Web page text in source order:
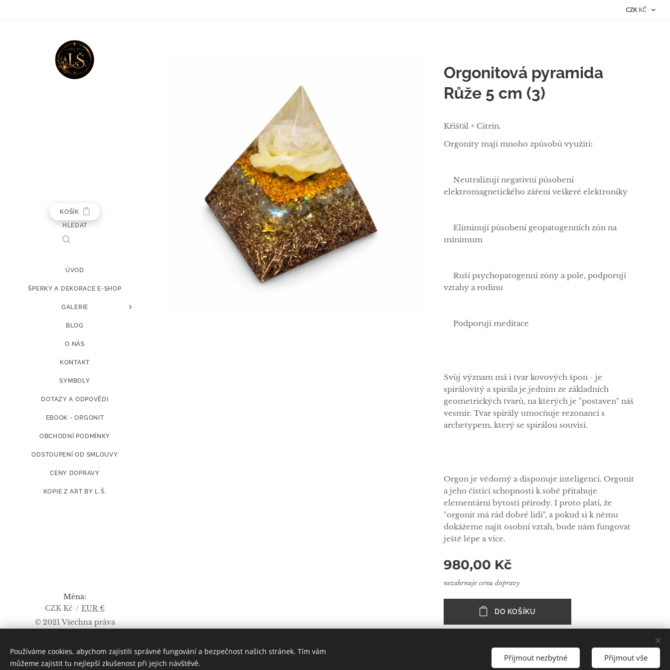
CZK KČ
KOŠÍK
HLEDAT
ÚVOD
ŠPERKY A DEKORACE E-SHOP
GALERIE
BLOG
O NÁS
KONTAKT
SYMBOLY
DOTAZY A ODPOVĚDI
EBOOK - ORGONIT
OBCHODNÍ PODMÍNKY
ODSTOUPENÍ OD SMLOUVY
CENY DOPRAVY
KOPIE Z ART BY L.Š.
Orgonitová pyramida
Růže 5 cm (3)
Křišťál + Citrín.
Orgonity mají mnoho způsobů využití:
✅Neutralizují negativní působení
elektromagnetického záření veškeré elektroniky
✅Eliminují působení geopatogenních zón na
minimum
✅Ruší psychopatogenní zóny a pole, podporují
vztahy a rodinu
✅Podporují meditace
Svůj význam má i tvar kovových špon - je
spirálovitý a spirála je jedním ze základních
geometrických tvarů, na kterých je "postaven" náš
vesmír. Tvar spirály umocňuje rezonanci s
archetypem, který se spirálou souvisí.
Orgon je vědomý a disponuje inteligencí. Orgonit
a jeho čistící schopnosti k sobě přitahuje
elementární bytosti přírody. I proto platí, že
"orgonit má rád dobré lidi", a pokud si k němu
dokážeme najít osobní vztah, bude nám fungovat
ještě lépe a více.
980,00 Kč
nezahrnuje cenu dopravy
DO KOŠÍKU
© 2021 Všechna práva
VŠECHNA PRÁVA VYHRAZENA
Art by L. Š. 2019
Měna
CZK Kč
EUR €
Používáme cookies, abychom zajistili správné fungování a bezpečnost našich stránek. Tím vám
můžeme zajistit tu nejlepší zkušenost při jejich návštěvě.
Přijmout nezbytné Přijmout vše